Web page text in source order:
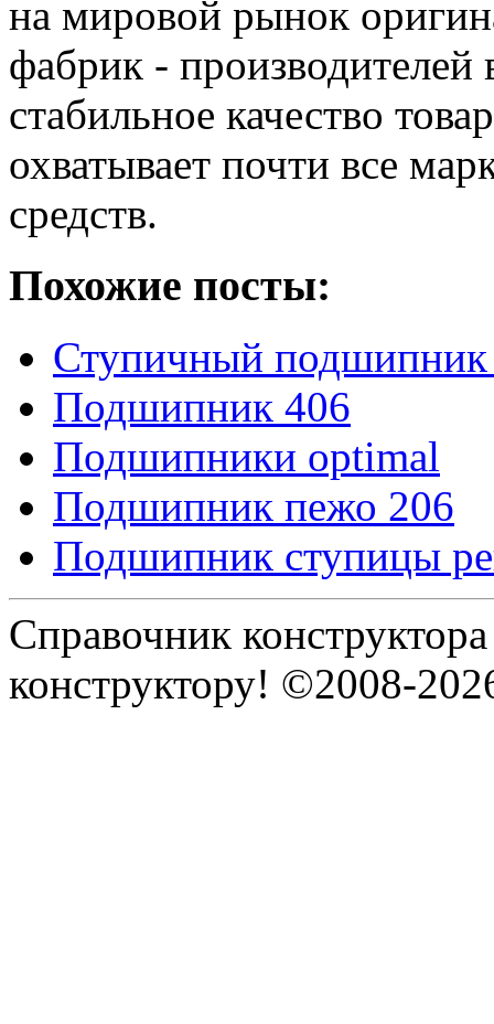
на мировой рынок
фабрик -
стабильное качество
охватывает почти все
средств.
Похожие посты:
Ступичный подшипник
Подшипник 406
Подшипники optimal
Подшипник пежо 206
Подшипник ступицы
Справочник
конструктору! ©2008-